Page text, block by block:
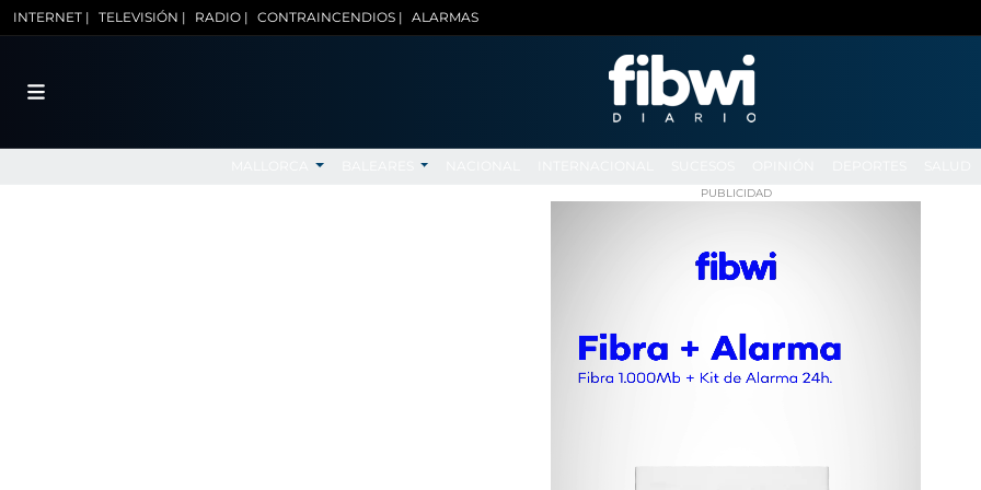
INTERNET | TELEVISIÓN | RADIO | CONTRAINCENDIOS | ALARMAS